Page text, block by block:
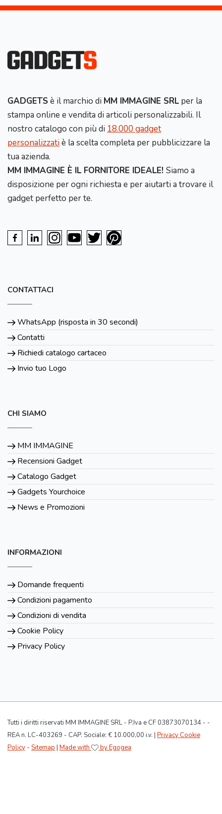
GADGETS è il marchio di MM IMMAGINE SRL per la
stampa online e vendita di articoli personalizzabili. Il
nostro catalogo con più di 18.000 gadget
personalizzatiè la scelta completa per pubblicizzare la
tua azienda.
MM IMMAGINE È IL FORNITORE IDEALE! Siamo a
disposizione per ogni richiesta e per aiutarti a trovare il
gadget perfetto per te.
CONTATTACI
WhatsApp (risposta in 30 secondi)
Contatti
Richiedi catalogo cartaceo
Invio tuo Logo
CHI SIAMO
MM IMMAGINE
Recensioni Gadget
Catalogo Gadget
Gadgets Yourchoice
News e Promozioni
INFORMAZIONI
Domande frequenti
Condizioni pagamento
Condizioni di vendita
Cookie Policy
Privacy Policy
Tutti i diritti riservati MM IMMAGINE SRL - P.Iva e CF 03873070134 - -
REA n. LC-403269 - CAP. Sociale: € 10.000,00 i.v. | Privacy Cookie
Policy - Sitemap | Made with by Egogea